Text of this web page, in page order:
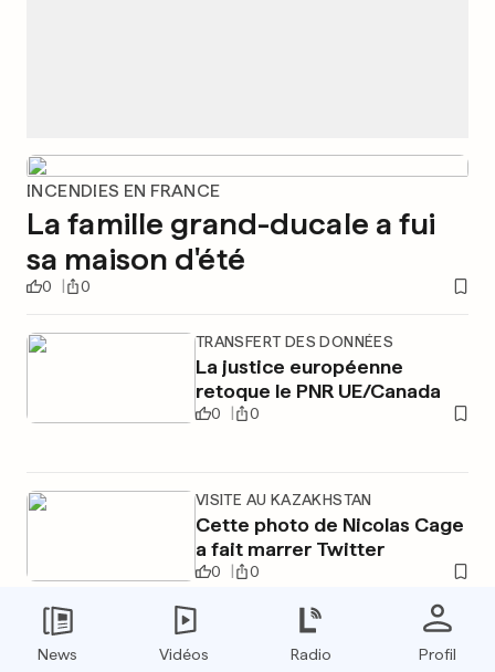
INCENDIES EN FRANCE
La famille grand-ducale a fui
sa maison d'été
0 0
TRANSFERT DES DONNÉES
La justice européenne
retoque le PNR UE/Canada
0 0
VISITE AU KAZAKHSTAN
Cette photo de Nicolas Cage
a fait marrer Twitter
0 0
News Vidéos Radio Profil